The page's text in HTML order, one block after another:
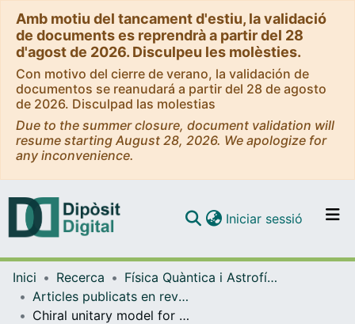
Amb motiu del tancament d'estiu, la validació
de documents es reprendrà a partir del 28
d'agost de 2026. Disculpeu les molèsties.
Con motivo del cierre de verano, la validación de
documentos se reanudará a partir del 28 de agosto
de 2026. Disculpad las molestias
Due to the summer closure, document validation will
resume starting August 28, 2026. We apologize for
any inconvenience.
Navega per tot el DD
Iniciar sessió (current)
Inici Recerca
Física Quàntica i Astrofísica
Articles publicats en revistes (Física Quàntica i Astrofísica)
Chiral unitary model for kaonic atoms